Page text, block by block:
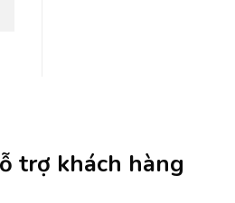
trợ khách hàng